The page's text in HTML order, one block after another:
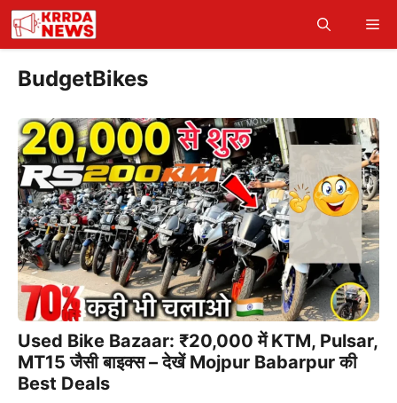
Skip
content
BudgetBikes
Used Bike Bazaar: ₹20,000 में KTM, Pulsar,
MT15 जैसी बाइक्स – देखें Mojpur Babarpur की
Best Deals